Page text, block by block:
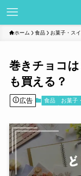
ホーム 食品 お菓子・ス
巻きチョコ
も買える？
広告 食品 お菓子